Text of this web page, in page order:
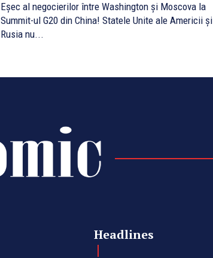
Eșec al negocierilor între Washington și Moscova la
Summit-ul G20 din China! Statele Unite ale Americii și
Rusia nu...
Headlines